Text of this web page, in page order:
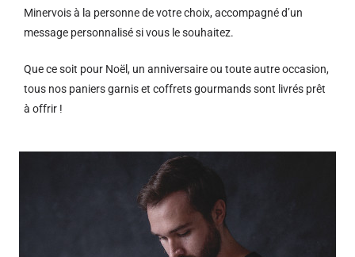
Minervois à la personne de votre choix, accompagné d’un
message personnalisé si vous le souhaitez.
Que ce soit pour Noël, un anniversaire ou toute autre occasion,
tous nos paniers garnis et coffrets gourmands sont livrés prêt
à offrir !